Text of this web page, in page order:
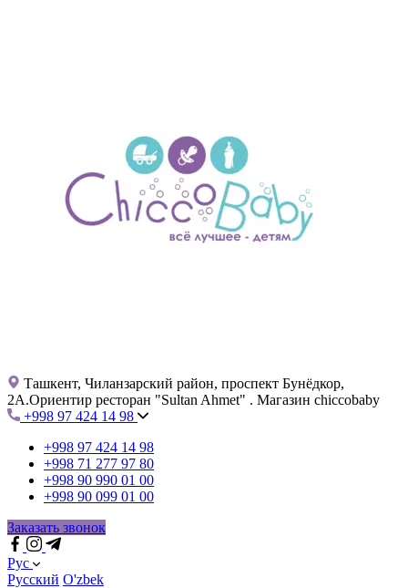
Ташкент, Чиланзарский район, проспект Бунёдкор,
2А.Ориентир ресторан "Sultan Ahmet" . Магазин chiccobaby
+998 97 424 14 98
+998 97 424 14 98
+998 71 277 97 80
+998 90 990 01 00
+998 90 099 01 00
Заказать звонок
Рус
Русский O'zbek